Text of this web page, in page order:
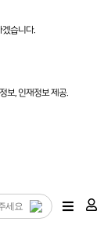
겠습니다.
보, 인재정보 제공.